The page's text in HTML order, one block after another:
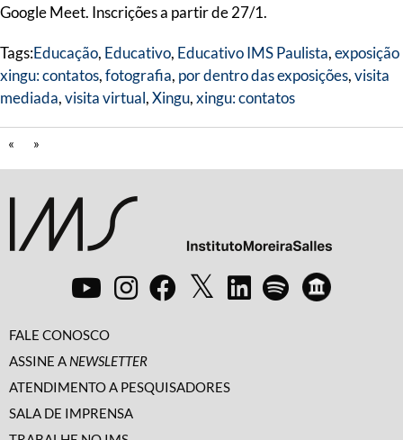
Google Meet. Inscrições a partir de 27/1.
Tags:Educação, Educativo, Educativo IMS Paulista,exposição
xingu: contatos,fotografia, por dentro das exposições,visita
mediada,visita virtual,Xingu,xingu: contatos
« »
FALE CONOSCO
ASSINE A NEWSLETTER
ATENDIMENTO A PESQUISADORES
SALA DE IMPRENSA